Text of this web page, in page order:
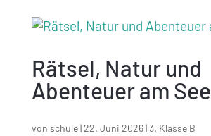
Rätsel, Natur und
Abenteuer am See
von schule|22. Juni 2026|3. Klasse B